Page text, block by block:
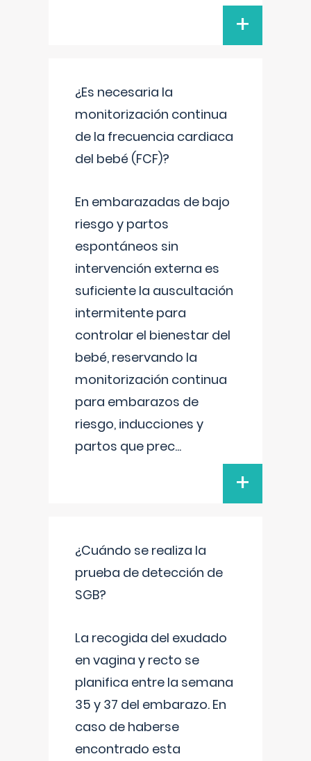
+
¿Es necesaria la
monitorización continua
de la frecuencia cardiaca
del bebé (FCF)?
En embarazadas de bajo
riesgo y partos
espontáneos sin
intervención externa es
suficiente la auscultación
intermitente para
controlar el bienestar del
bebé, reservando la
monitorización continua
para embarazos de
riesgo, inducciones y
partos que prec...
+
¿Cuándo se realiza la
prueba de detección de
SGB?
La recogida del exudado
en vagina y recto se
planifica entre la semana
35 y 37 del embarazo. En
caso de haberse
encontrado esta